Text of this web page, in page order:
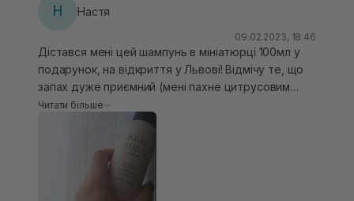
Н Настя
09.02.2023, 18:46
Дістався мені цей шампунь в мініатюрці 100мл у
подарунок, на відкриття у Львові! Відмічу те, що
запах дуже приємний (мені пахне цитрусовим
кексом), досить густий, піниться дуже добре,
АЛЕ мені не підійшов( у мене чутлива шкіра
голови, волосся рівне, натуральне, і після цього
шампуню з"явилась суха лупа. Як тільки
переходила на інший шампунь - все проходило.
Знову бралась пробути і знову суха лупа. Була
Читати більше